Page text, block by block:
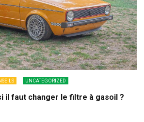
UNCATEGORIZED
il faut changer le filtre à gasoil ?